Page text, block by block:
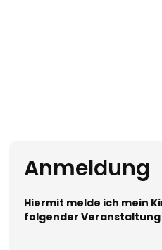
Anmeldung
Hiermit melde ich mein
folgender Veranstaltung